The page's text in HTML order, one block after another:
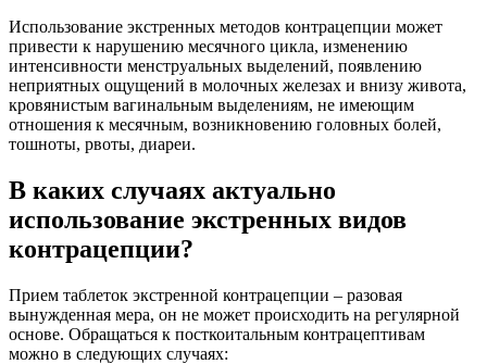
Использование экстренных методов контрацепции может
привести к нарушению месячного цикла, изменению
интенсивности менструальных выделений, появлению
неприятных ощущений в молочных железах и внизу живота,
кровянистым вагинальным выделениям, не имеющим
отношения к месячным, возникновению головных болей,
тошноты, рвоты, диареи.
В каких случаях актуально
использование экстренных видов
контрацепции?
Прием таблеток экстренной контрацепции – разовая
вынужденная мера, он не может происходить на регулярной
основе. Обращаться к посткоитальным контрацептивам
можно в следующих случаях: